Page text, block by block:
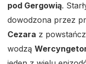
pod Gergowią.
dowodzona przez
Cezara z
wodzą